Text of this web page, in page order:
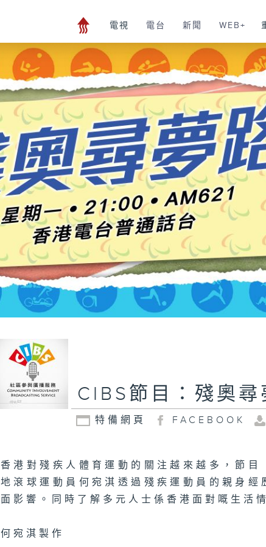
電視 電台 新聞 WEB+
CIBS節目：殘奧尋
特備網頁 FACEBOOK
香港對殘疾人體育運動的關注越來越多，節
地滾球運動員何宛淇透過殘疾運動員的親身
面影響。同時了解多元人士係香港面對嘅生活
何宛淇製作